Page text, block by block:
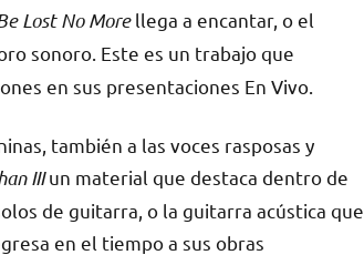
Lost No Morellega a encantar, o el
sonoro. Este es un trabajo que
en sus presentaciones En Vivo.
también a las voces rasposas y
IIIun material que destaca dentro de
de guitarra, o la guitarra acústica que
en el tiempo a sus obras